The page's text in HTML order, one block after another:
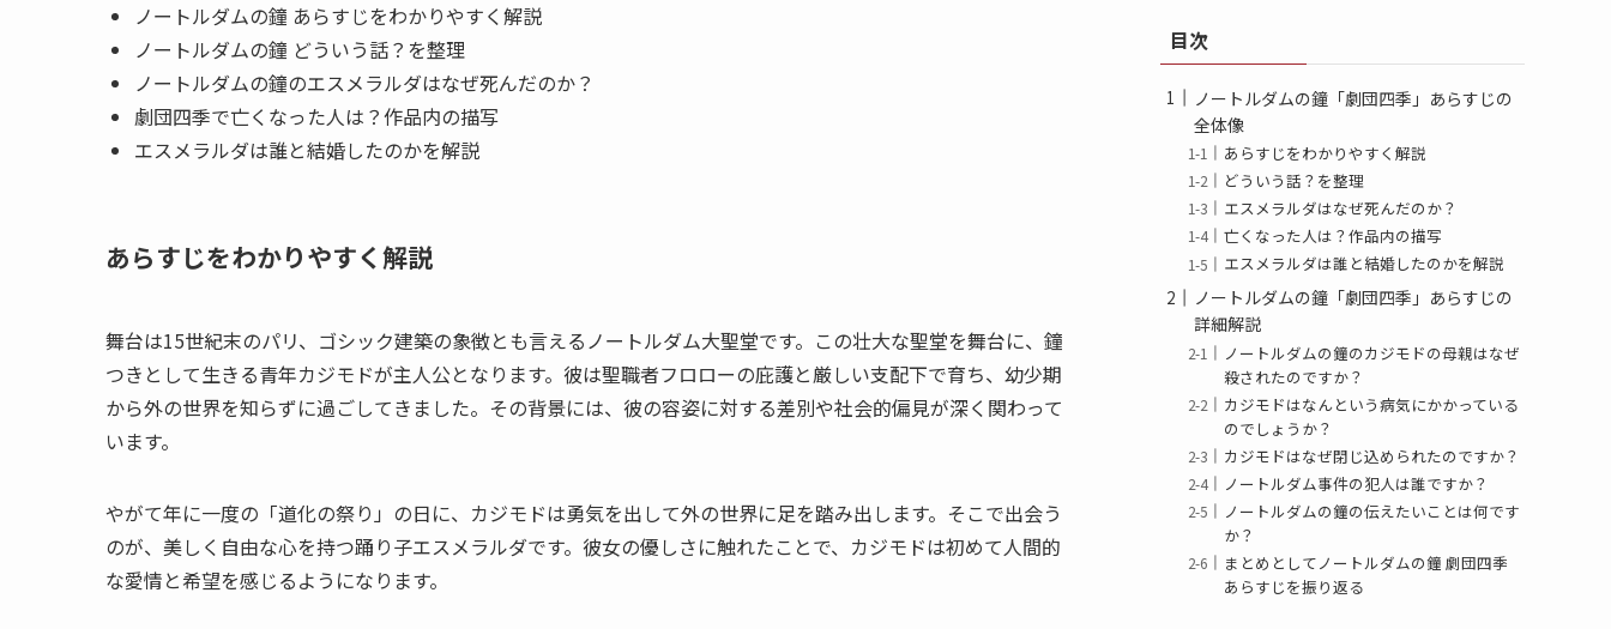
ノートルダムの鐘 あらすじをわかりやすく解説
ノートルダムの鐘 どういう話？を整理
ノートルダムの鐘のエスメラルダはなぜ死んだのか？
劇団四季で亡くなった人は？作品内の描写
エスメラルダは誰と結婚したのかを解説
あらすじをわかりやすく解説
舞台は15世紀末のパリ、ゴシック建築の象徴とも言えるノートルダム大聖堂です。この壮大な聖堂を舞台に、鐘
つきとして生きる青年カジモドが主人公となります。彼は聖職者フロローの庇護と厳しい支配下で育ち、幼少期
から外の世界を知らずに過ごしてきました。その背景には、彼の容姿に対する差別や社会的偏見が深く関わって
います。
やがて年に一度の「道化の祭り」の日に、カジモドは勇気を出して外の世界に足を踏み出します。そこで出会う
のが、美しく自由な心を持つ踊り子エスメラルダです。彼女の優しさに触れたことで、カジモドは初めて人間的
な愛情と希望を感じるようになります。
ー目次
ノートルダムの鐘「劇団四季」あらすじの
全体像
あらすじをわかりやすく解説
どういう話？を整理
エスメラルダはなぜ死んだのか？
亡くなった人は？作品内の描写
エスメラルダは誰と結婚したのかを解説
ノートルダムの鐘「劇団四季」あらすじの
詳細解説
ノートルダムの鐘のカジモドの母親はなぜ
殺されたのですか？
カジモドはなんという病気にかかっている
のでしょうか？
カジモドはなぜ閉じ込められたのですか？
ノートルダム事件の犯人は誰ですか？
ノートルダムの鐘の伝えたいことは何です
か？
まとめとしてノートルダムの鐘 劇団四季
あらすじを振り返る